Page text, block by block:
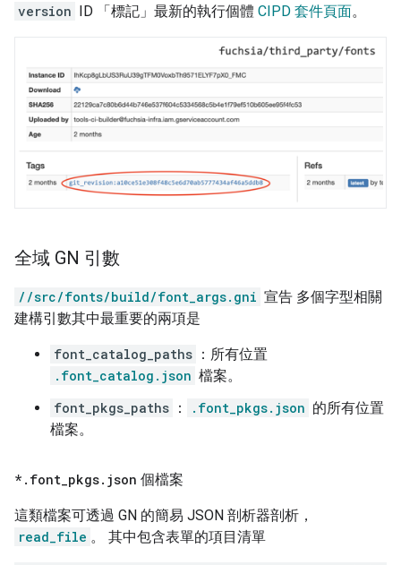
version ID 「標記」最新的執行個體 CIPD 套件頁面。
全域 GN 引數
//src/fonts/build/font_args.gni 宣告 多個字型相關
建構引數其中最重要的兩項是
font_catalog_paths ：所有位置
.font_catalog.json 檔案。
font_pkgs_paths ： .font_pkgs.json 的所有位置
檔案。
* . font pkgs. json 個檔案
這類檔案可透過 GN 的簡易 JSON 剖析器剖析，
read_file 。 其中包含表單的項目清單